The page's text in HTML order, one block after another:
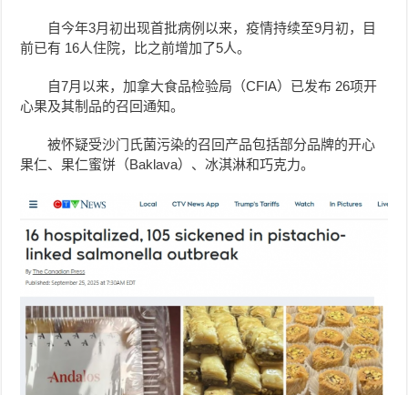
自今年3月初出现首批病例以来，疫情持续至9月初，目
前已有 16人住院，比之前增加了5人。
自7月以来，加拿大食品检验局（CFIA）已发布 26项开
心果及其制品的召回通知。
被怀疑受沙门氏菌污染的召回产品包括部分品牌的开心
果仁、果仁蜜饼（Baklava）、冰淇淋和巧克力。